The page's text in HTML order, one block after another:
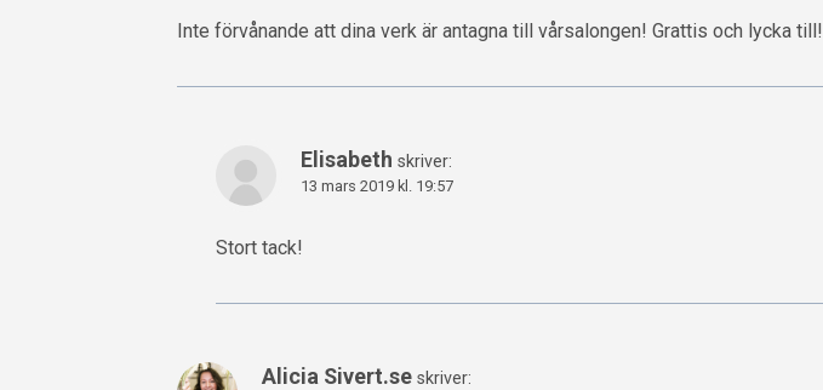
Inte förvånande att dina verk är antagna till vårsalongen! Grattis och lycka till!
Elisabeth skriver:
13 mars 2019 kl. 19:57
Stort tack!
Alicia Sivert.se skriver: